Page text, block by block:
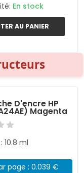
En stock
AU PANIER
D'encre HP
Magenta
10.8 ml
page : 0.039 €